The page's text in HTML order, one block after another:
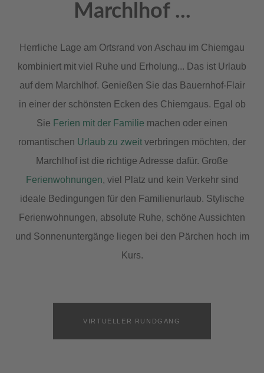
Marchlhof ...
Herrliche Lage am Ortsrand von Aschau im Chiemgau
kombiniert mit viel Ruhe und Erholung... Das ist Urlaub
auf dem Marchlhof. Genießen Sie das Bauernhof-Flair
in einer der schönsten Ecken des Chiemgaus. Egal ob
Sie Ferien mit der Familie machen oder einen
romantischen Urlaub zu zweit verbringen möchten, der
Marchlhof ist die richtige Adresse dafür. Große
Ferienwohnungen, viel Platz und kein Verkehr sind
ideale Bedingungen für den Familienurlaub. Stylische
Ferienwohnungen, absolute Ruhe, schöne Aussichten
und Sonnenuntergänge liegen bei den Pärchen hoch im
Kurs.
VIRTUELLER RUNDGANG